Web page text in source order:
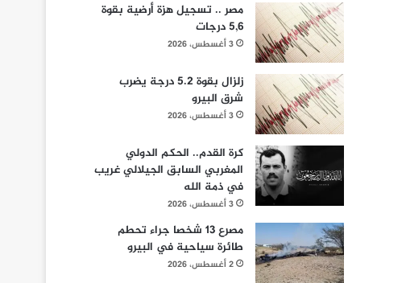
مصر .. تسجيل هزة أرضية بقوة
5,6 درجات
3 أغسطس، 2026
زلزال بقوة 5.2 درجة يضرب
شرق البيرو
3 أغسطس، 2026
كرة القدم.. الحكم الدولي
المغربي السابق الجيلالي غريب
في ذمة الله
3 أغسطس، 2026
مصرع 13 شخصا جراء تحطم
طائرة سياحية في البيرو
2 أغسطس، 2026